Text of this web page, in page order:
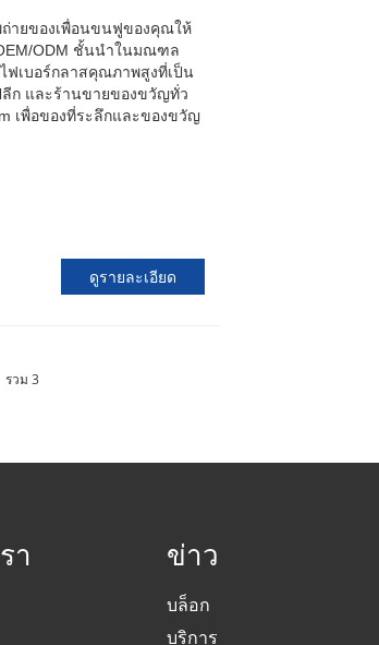
ถ่ายของเพื่อนขนฟูของคุณให้
ODM ชั้นนำในมณฑล
ฟเบอร์กลาสคุณภาพสูงที่เป็น
ก และร้านขายของขวัญทั่ว
เพื่อของที่ระลึกและของขวัญ
ดูรายละเอียด
รวม 3
า ข่าว
บล็อก
บริการ